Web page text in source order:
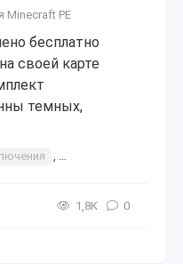
Minecraft PE
бесплатно
своей карте
темных,
, интересное
1,8К 0